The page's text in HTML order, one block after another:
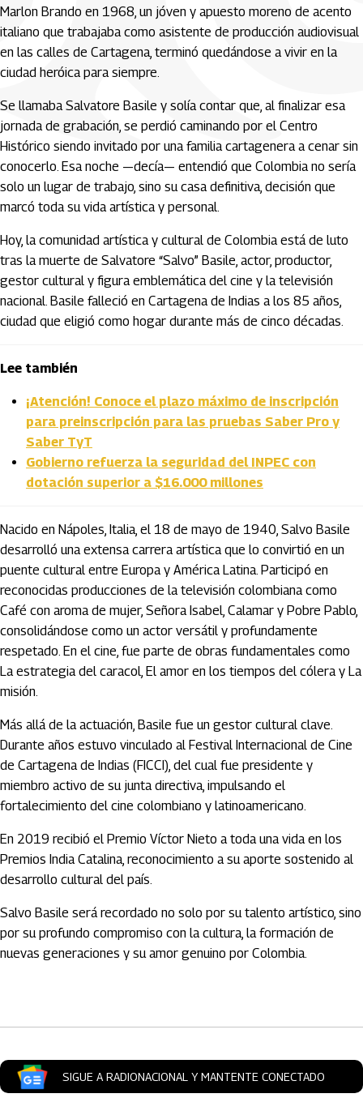
Marlon Brando en 1968, un jóven y apuesto moreno de acento
italiano que trabajaba como asistente de producción audiovisual
en las calles de Cartagena, terminó quedándose a vivir en la
ciudad heróica para siempre.
Se llamaba Salvatore Basile y solía contar que, al finalizar esa
jornada de grabación, se perdió caminando por el Centro
Histórico siendo invitado por una familia cartagenera a cenar sin
conocerlo. Esa noche —decía— entendió que Colombia no sería
solo un lugar de trabajo, sino su casa definitiva, decisión que
marcó toda su vida artística y personal.
Hoy, la comunidad artística y cultural de Colombia está de luto
tras la muerte de Salvatore “Salvo” Basile, actor, productor,
gestor cultural y figura emblemática del cine y la televisión
nacional. Basile falleció en Cartagena de Indias a los 85 años,
ciudad que eligió como hogar durante más de cinco décadas.
Lee también
¡Atención! Conoce el plazo máximo de inscripción
para preinscripción para las pruebas Saber Pro y
Saber TyT
Gobierno refuerza la seguridad del INPEC con
dotación superior a $16.000 millones
Nacido en Nápoles, Italia, el 18 de mayo de 1940, Salvo Basile
desarrolló una extensa carrera artística que lo convirtió en un
puente cultural entre Europa y América Latina. Participó en
reconocidas producciones de la televisión colombiana como
Café con aroma de mujer, Señora Isabel, Calamar y Pobre Pablo,
consolidándose como un actor versátil y profundamente
respetado. En el cine, fue parte de obras fundamentales como
La estrategia del caracol, El amor en los tiempos del cólera y La
misión.
Más allá de la actuación, Basile fue un gestor cultural clave.
Durante años estuvo vinculado al Festival Internacional de Cine
de Cartagena de Indias (FICCI), del cual fue presidente y
miembro activo de su junta directiva, impulsando el
fortalecimiento del cine colombiano y latinoamericano.
En 2019 recibió el Premio Víctor Nieto a toda una vida en los
Premios India Catalina, reconocimiento a su aporte sostenido al
desarrollo cultural del país.
Salvo Basile será recordado no solo por su talento artístico, sino
por su profundo compromiso con la cultura, la formación de
nuevas generaciones y su amor genuino por Colombia.
SIGUE A RADIONACIONAL Y MANTENTE CONECTADO